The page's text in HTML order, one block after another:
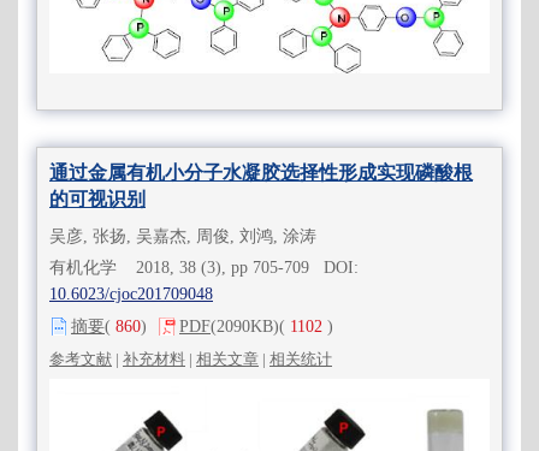
通过金属有机小分子水凝胶选择性形成实现磷酸根
的可视识别
吴彦, 张扬, 吴嘉杰, 周俊, 刘鸿, 涂涛
有机化学 2018, 38 (3), pp 705-709 DOI:
10.6023/cjoc201709048
摘要( 860) PDF(2090KB)( 1102 )
参考文献 | 补充材料 | 相关文章 | 相关统计